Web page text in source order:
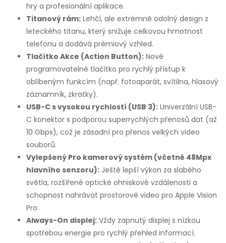
hry a profesionální aplikace.
Titanový rám: Lehčí, ale extrémně odolný design z
leteckého titanu, který snižuje celkovou hmotnost
telefonu a dodává prémiový vzhled.
Tlačítko Akce (Action Button): Nové
programovatelné tlačítko pro rychlý přístup k
oblíbeným funkcím (např. fotoaparát, svítilna, hlasový
záznamník, zkratky).
USB-C s vysokou rychlostí (USB 3): Univerzální USB-
C konektor s podporou superrychlých přenosů dat (až
10 Gbps), což je zásadní pro přenos velkých video
souborů.
Vylepšený Pro kamerový systém (včetně 48Mpx
hlavního senzoru): Ještě lepší výkon za slabého
světla, rozšířené optické ohniskové vzdálenosti a
schopnost nahrávat prostorové video pro Apple Vision
Pro.
Always-On displej: Vždy zapnutý displej s nízkou
spotřebou energie pro rychlý přehled informací.